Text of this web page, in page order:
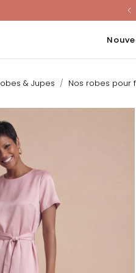
& Jupes Nos robes pour